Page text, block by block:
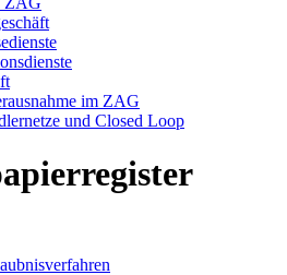
im ZAG
und Closed Loop